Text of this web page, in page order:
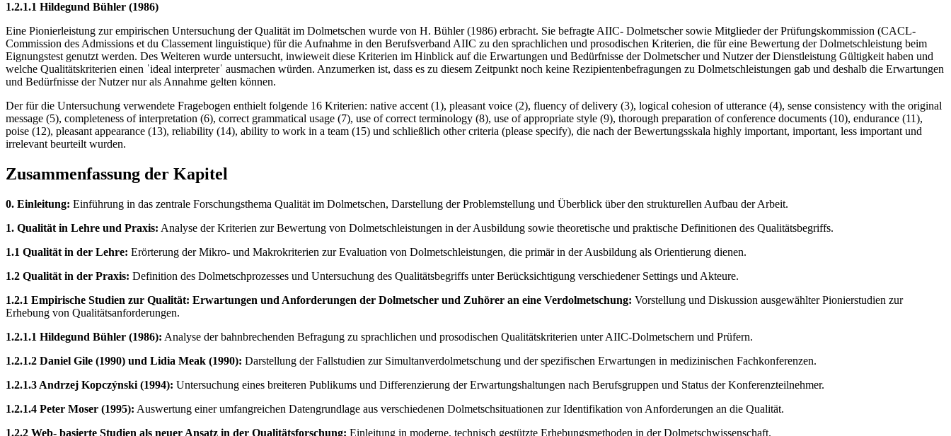
1.2.1.1 Hildegund Bühler (1986)
Eine Pionierleistung zur empirischen Untersuchung der Qualität im Dolmetschen wurde von H. Bühler (1986) erbracht. Sie befragte AIIC- Dolmetscher sowie Mitglieder der Prüfungskommission (CACL-
Commission des Admissions et du Classement linguistique) für die Aufnahme in den Berufsverband AIIC zu den sprachlichen und prosodischen Kriterien, die für eine Bewertung der Dolmetschleistung beim
Eignungstest genutzt werden. Des Weiteren wurde untersucht, inwieweit diese Kriterien im Hinblick auf die Erwartungen und Bedürfnisse der Dolmetscher und Nutzer der Dienstleistung Gültigkeit haben und
welche Qualitätskriterien einen ˈideal interpreterˈ ausmachen würden. Anzumerken ist, dass es zu diesem Zeitpunkt noch keine Rezipientenbefragungen zu Dolmetschleistungen gab und deshalb die Erwartungen
und Bedürfnisse der Nutzer nur als Annahme gelten können.
Der für die Untersuchung verwendete Fragebogen enthielt folgende 16 Kriterien: native accent (1), pleasant voice (2), fluency of delivery (3), logical cohesion of utterance (4), sense consistency with the original
message (5), completeness of interpretation (6), correct grammatical usage (7), use of correct terminology (8), use of appropriate style (9), thorough preparation of conference documents (10), endurance (11),
poise (12), pleasant appearance (13), reliability (14), ability to work in a team (15) und schließlich other criteria (please specify), die nach der Bewertungsskala highly important, important, less important und
irrelevant beurteilt wurden.
Zusammenfassung der Kapitel
0. Einleitung: Einführung in das zentrale Forschungsthema Qualität im Dolmetschen, Darstellung der Problemstellung und Überblick über den strukturellen Aufbau der Arbeit.
1. Qualität in Lehre und Praxis: Analyse der Kriterien zur Bewertung von Dolmetschleistungen in der Ausbildung sowie theoretische und praktische Definitionen des Qualitätsbegriffs.
1.1 Qualität in der Lehre: Erörterung der Mikro- und Makrokriterien zur Evaluation von Dolmetschleistungen, die primär in der Ausbildung als Orientierung dienen.
1.2 Qualität in der Praxis: Definition des Dolmetschprozesses und Untersuchung des Qualitätsbegriffs unter Berücksichtigung verschiedener Settings und Akteure.
1.2.1 Empirische Studien zur Qualität: Erwartungen und Anforderungen der Dolmetscher und Zuhörer an eine Verdolmetschung: Vorstellung und Diskussion ausgewählter Pionierstudien zur
Erhebung von Qualitätsanforderungen.
1.2.1.1 Hildegund Bühler (1986): Analyse der bahnbrechenden Befragung zu sprachlichen und prosodischen Qualitätskriterien unter AIIC-Dolmetschern und Prüfern.
1.2.1.2 Daniel Gile (1990) und Lidia Meak (1990): Darstellung der Fallstudien zur Simultanverdolmetschung und der spezifischen Erwartungen in medizinischen Fachkonferenzen.
1.2.1.3 Andrzej Kopczýnski (1994): Untersuchung eines breiteren Publikums und Differenzierung der Erwartungshaltungen nach Berufsgruppen und Status der Konferenzteilnehmer.
1.2.1.4 Peter Moser (1995): Auswertung einer umfangreichen Datengrundlage aus verschiedenen Dolmetschsituationen zur Identifikation von Anforderungen an die Qualität.
1.2.2 Web- basierte Studien als neuer Ansatz in der Qualitätsforschung: Einleitung in moderne, technisch gestützte Erhebungsmethoden in der Dolmetschwissenschaft.